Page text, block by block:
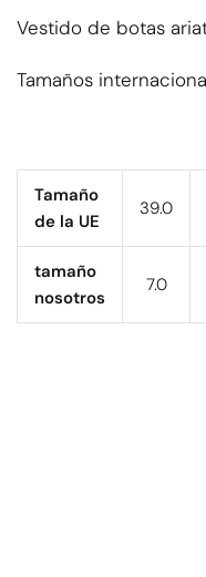
Vestido de botas
Tamaños
Tamaño
de la UE
39.0
tamaño
nosotros
7.0